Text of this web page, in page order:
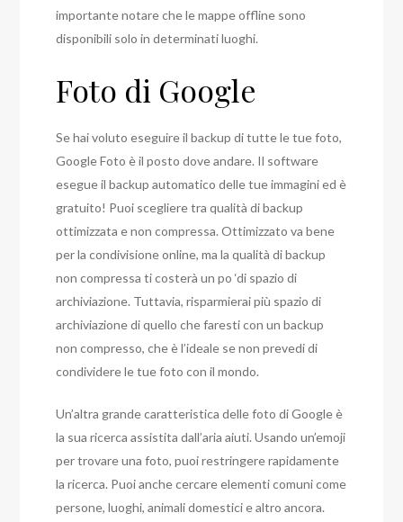
importante notare che le mappe offline sono
disponibili solo in determinati luoghi.
Foto di Google
Se hai voluto eseguire il backup di tutte le tue foto,
Google Foto è il posto dove andare. Il software
esegue il backup automatico delle tue immagini ed è
gratuito! Puoi scegliere tra qualità di backup
ottimizzata e non compressa. Ottimizzato va bene
per la condivisione online, ma la qualità di backup
non compressa ti costerà un po ‘di spazio di
archiviazione. Tuttavia, risparmierai più spazio di
archiviazione di quello che faresti con un backup
non compresso, che è l’ideale se non prevedi di
condividere le tue foto con il mondo.
Un’altra grande caratteristica delle foto di Google è
la sua ricerca assistita dall’aria aiuti. Usando un’emoji
per trovare una foto, puoi restringere rapidamente
la ricerca. Puoi anche cercare elementi comuni come
persone, luoghi, animali domestici e altro ancora.